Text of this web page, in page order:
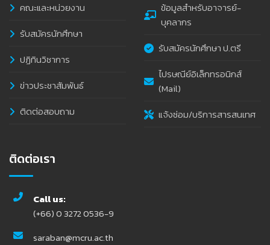
คณะและหน่วยงาน
รับสมัครนักศึกษา
ปฏิทินวิชาการ
ข่าวประชาสัมพันธ์
ติดต่อสอบถาม
ข้อมูลสำหรับอาจารย์-
บุคลากร
รับสมัครนักศึกษา ป.ตรี
ไปรษณีย์อิเล็กทรอนิกส์
(Mail)
แจ้งซ่อม/บริการสารสนเทศ
ติดต่อเรา
Call us:
(+66) 0 3272 0536-9
saraban@mcru.ac.th